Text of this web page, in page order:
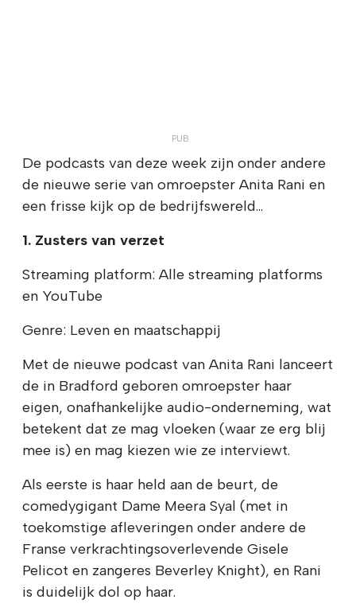
De podcasts van deze week zijn onder andere
de nieuwe serie van omroepster Anita Rani en
een frisse kijk op de bedrijfswereld...
1. Zusters van verzet
Streaming platform: Alle streaming platforms
en YouTube
Genre: Leven en maatschappij
Met de nieuwe podcast van Anita Rani lanceert
de in Bradford geboren omroepster haar
eigen, onafhankelijke audio-onderneming, wat
betekent dat ze mag vloeken (waar ze erg blij
mee is) en mag kiezen wie ze interviewt.
Als eerste is haar held aan de beurt, de
comedygigant Dame Meera Syal (met in
toekomstige afleveringen onder andere de
Franse verkrachtingsoverlevende Gisele
Pelicot en zangeres Beverley Knight), en Rani
is duidelijk dol op haar.